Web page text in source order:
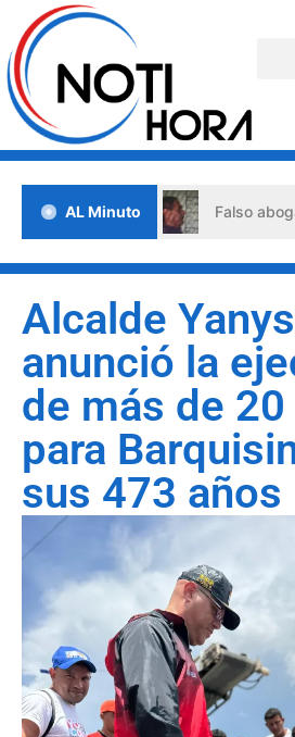
AL Minuto
crisis Falso abogado
Alcalde
anunció la
de más de
para
sus 473 años